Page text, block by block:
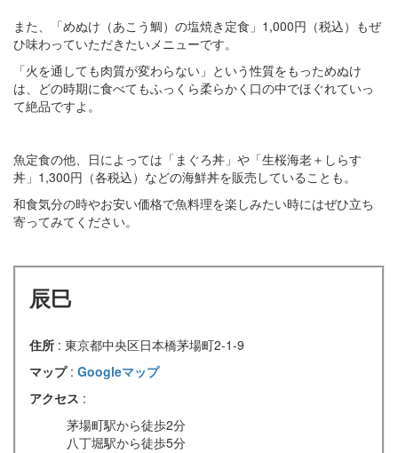
また、「めぬけ（あこう鯛）の塩焼き定食」1,000円（税込）もぜ
ひ味わっていただきたいメニューです。
「火を通しても肉質が変わらない」という性質をもっためぬけ
は、どの時期に食べてもふっくら柔らかく口の中でほぐれていっ
て絶品ですよ。
魚定食の他、日によっては「まぐろ丼」や「生桜海老＋しらす
丼」1,300円（各税込）などの海鮮丼を販売していることも。
和食気分の時やお安い価格で魚料理を楽しみたい時にはぜひ立ち
寄ってみてください。
辰巳
住所 : 東京都中央区日本橋茅場町2-1-9
マップ : Googleマップ
アクセス :
茅場町駅から徒歩2分
八丁堀駅から徒歩5分